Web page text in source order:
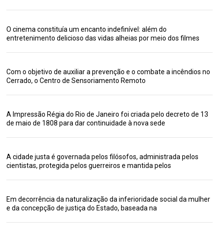
O cinema constituía um encanto indefinível: além do
entretenimento delicioso das vidas alheias por meio dos filmes
Com o objetivo de auxiliar a prevenção e o combate a incêndios no
Cerrado, o Centro de Sensoriamento Remoto
A Impressão Régia do Rio de Janeiro foi criada pelo decreto de 13
de maio de 1808 para dar continuidade à nova sede
A cidade justa é governada pelos filósofos, administrada pelos
cientistas, protegida pelos guerreiros e mantida pelos
Em decorrência da naturalização da inferioridade social da mulher
e da concepção de justiça do Estado, baseada na